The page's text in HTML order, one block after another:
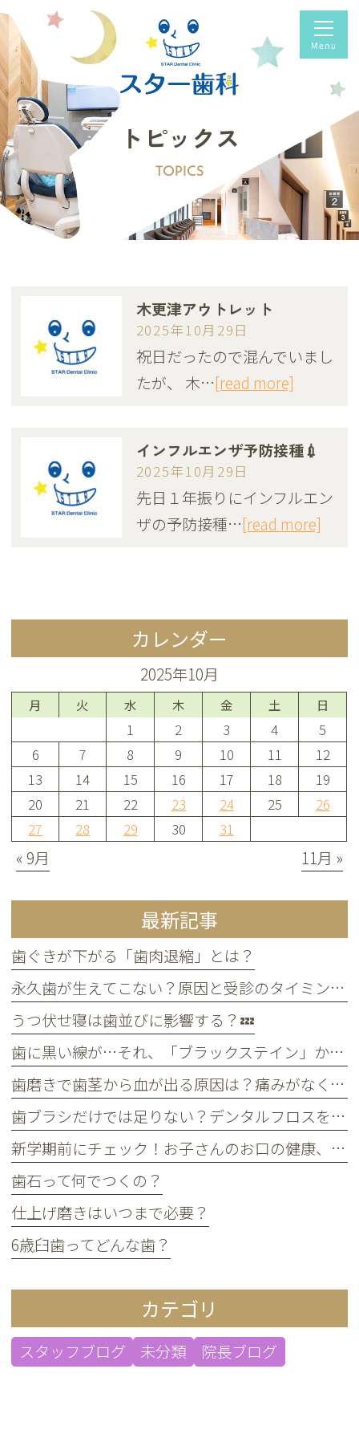
トピックス
TOPICS
木更津アウトレット
2025年10月29日
祝日だったので混んでいまし
たが、 木…[read more]
インフルエンザ予防接種💉
2025年10月29日
先日１年振りにインフルエン
ザの予防接種…[read more]
カレンダー
2025年10月
月 火 水 木 金 土 日
1 2 3 4
5
6
7 8 9 10 11
12
13
14 15 16 17 18
19
20
21 22 23 24 25
26
27
28 29 30 31
« 9月 11月 »
最新記事
歯ぐきが下がる「歯肉退縮」とは？
永久歯が生えてこない？原因と受診のタイミングについて
うつ伏せ寝は歯並びに影響する？💤
歯に黒い線が…それ、「ブラックステイン」かもしれません！
歯磨きで歯茎から血が出る原因は？痛みがなくても受診すべき判断基準
歯ブラシだけでは足りない？デンタルフロスを使うメリット
新学期前にチェック！お子さんのお口の健康、大丈夫？
歯石って何でつくの？
仕上げ磨きはいつまで必要？
6歳臼歯ってどんな歯？
カテゴリ
スタッフブログ 未分類 院長ブログ